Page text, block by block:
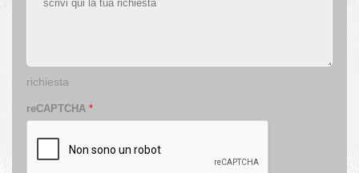
richiesta
reCAPTCHA *